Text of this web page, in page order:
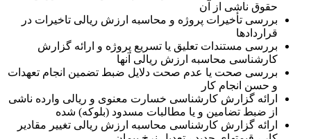
حقوق ناشی از آن
بررسی تأخیرات پروژه و محاسبه ارزش ریالی تاخیرات در
قراردادها
بررسی مستندات تعلیق یا تسریع پروژه و ارائه گزارش
کارشناسی محاسبه ارزش ریالی آنها
بررسی صحت یا عدم صحت دلایل ضبط تضمین انجام تعهدات
و حسن انجام کار
ارائه گزارش کارشناسی خسارت معنوی و ریالی وارده ناشی
از ضبط تضامین و یا مطالبات مسدود (بلوکه) شده
ارائه گزارش کارشناسی محاسبه ارزش ریالی تغییر مقادیر